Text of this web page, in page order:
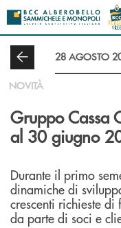
Salta al contenuto principale
28 AGOSTO
NOVITÀ
Gruppo Cassa
al 30 giugno
Durante il primo
dinamiche di
crescenti richieste
da parte di soci e